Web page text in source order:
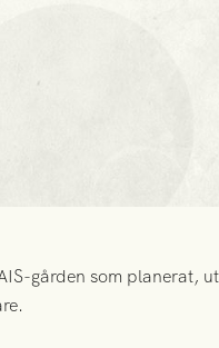
gården som planerat,